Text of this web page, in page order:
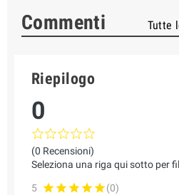
Commenti Tutte
Riepilogo
0
(0 Recensioni)
Seleziona una riga qui sotto per
5
(0)